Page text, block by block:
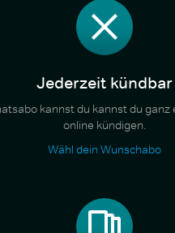
Jederzeit kündbar
kannst du kannst du ganz
online kündigen.
Wähl dein Wunschabo